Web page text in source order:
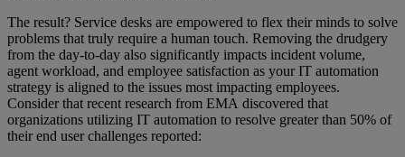
The result? Service desks are empowered to flex their minds to solve
problems that truly require a human touch. Removing the drudgery
from the day-to-day also significantly impacts incident volume,
agent workload, and employee satisfaction as your IT automation
strategy is aligned to the issues most impacting employees.
Consider that recent research from EMA discovered that
organizations utilizing IT automation to resolve greater than 50% of
their end user challenges reported: